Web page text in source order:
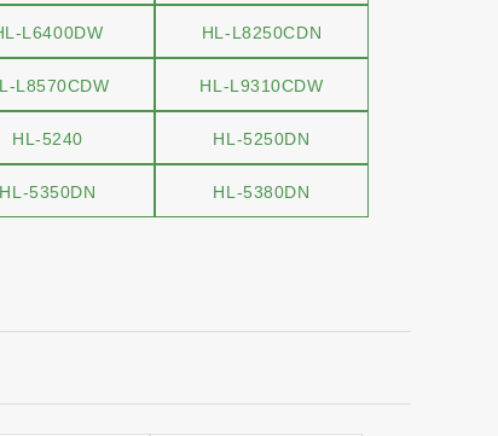
L6400DW HL-L8250CDN
L8570CDW HL-L9310CDW
HL-5240 HL-5250DN
HL-5350DN HL-5380DN